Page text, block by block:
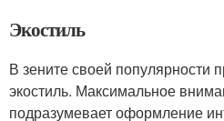
Экостиль
В зените своей популярности
экостиль. Максимальное
подразумевает оформление